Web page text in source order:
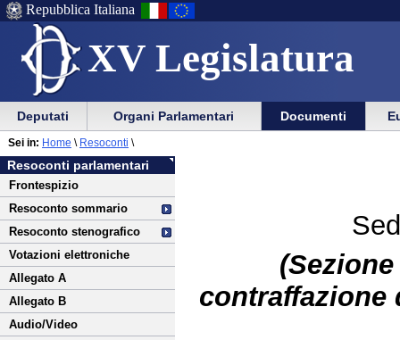
XV Legislatura
Menu
di
ausilio
alla
navigazione
Vai
Menu
di
navigazione
principale
Repubblica Italiana
Menu
di
navigazione
principale
Vai
menu
di
sezione
Deputati Organi Parlamentari Documenti
Vai
al
contenuto
Resoconti parlamentari
Frontespizio
Resoconto sommario
Resoconto stenografico
Votazioni elettroniche
Allegato A
Allegato B
Audio/Video
Sei in: Home \ Resoconti \
contraffazione